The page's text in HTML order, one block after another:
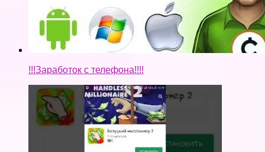
!!!Заработок с телефона!!!!